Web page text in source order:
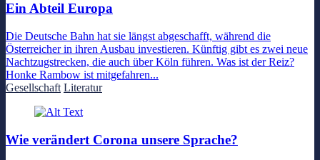
Ein Abteil Europa
Die Deutsche Bahn hat sie längst abgeschafft, während die
Österreicher in ihren Ausbau investieren. Künftig gibt es zwei neue
Nachtzugstrecken, die auch über Köln führen. Was ist der Reiz?
Honke Rambow ist mitgefahren...
Gesellschaft Literatur
Wie verändert Corona unsere Sprache?